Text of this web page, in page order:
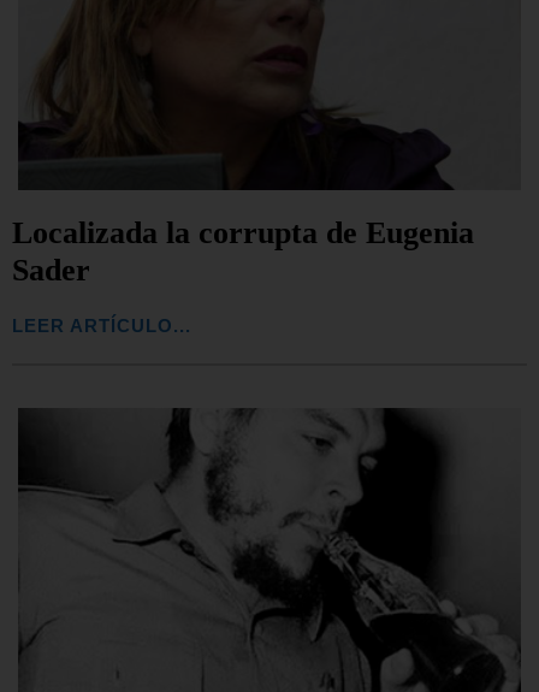
Localizada la corrupta de Eugenia
Sader
LEER ARTÍCULO...